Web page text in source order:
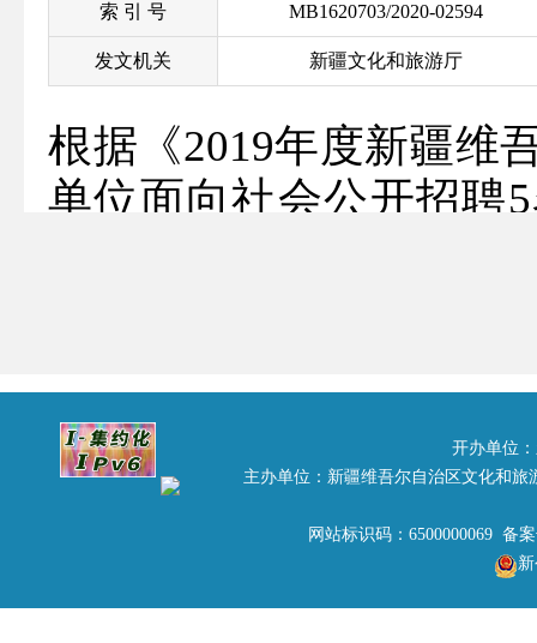
索 引 号 MB1620703/2020-02594
发文机关 新疆文化和旅游厅
根据《2019年度新疆维
单位面向社会公开招聘
一、公示期为2019年12
二、考试总成绩及体检
三、体检时间为2020年
四、体检集合地点为自
五、体检项目和标准按
开办单位
主办单位：新疆维吾尔自治区文化和
网站标识码：6500000069 备